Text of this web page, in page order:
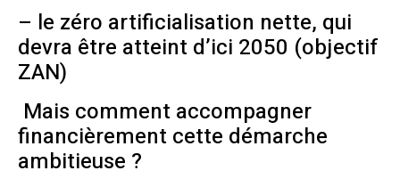
– le zéro artificialisation nette, qui
devra être atteint d’ici 2050 (objectif
ZAN)
Mais comment accompagner
financièrement cette démarche
ambitieuse ?